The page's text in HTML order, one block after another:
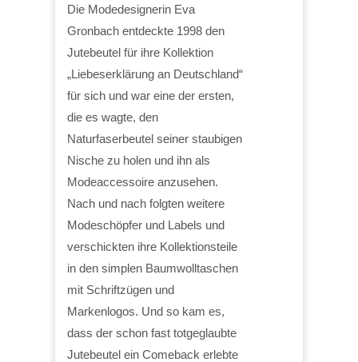
Die Modedesignerin Eva
Gronbach entdeckte 1998 den
Jutebeutel für ihre Kollektion
„Liebeserklärung an Deutschland“
für sich und war eine der ersten,
die es wagte, den
Naturfaserbeutel seiner staubigen
Nische zu holen und ihn als
Modeaccessoire anzusehen.
Nach und nach folgten weitere
Modeschöpfer und Labels und
verschickten ihre Kollektionsteile
in den simplen Baumwolltaschen
mit Schriftzügen und
Markenlogos. Und so kam es,
dass der schon fast totgeglaubte
Jutebeutel ein Comeback erlebte